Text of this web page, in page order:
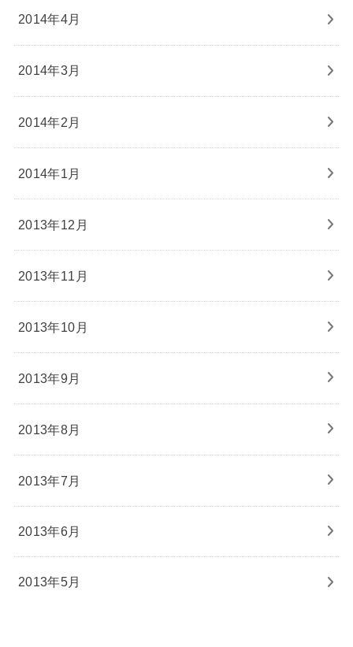
2014年4月
2014年3月
2014年2月
2014年1月
2013年12月
2013年11月
2013年10月
2013年9月
2013年8月
2013年7月
2013年6月
2013年5月